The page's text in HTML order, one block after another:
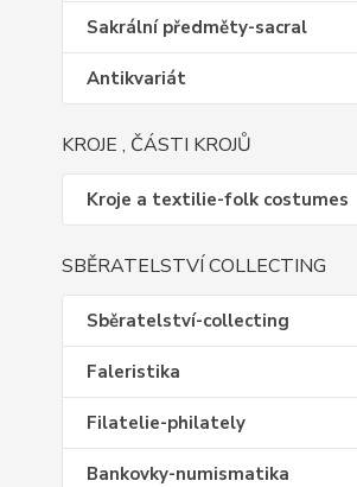
Sakrální předměty-sacral
Antikvariát
KROJE , ČÁSTI KROJŮ
Kroje a textilie-folk costumes
SBĚRATELSTVÍ COLLECTING
Sběratelství-collecting
Faleristika
Filatelie-philately
Bankovky-numismatika